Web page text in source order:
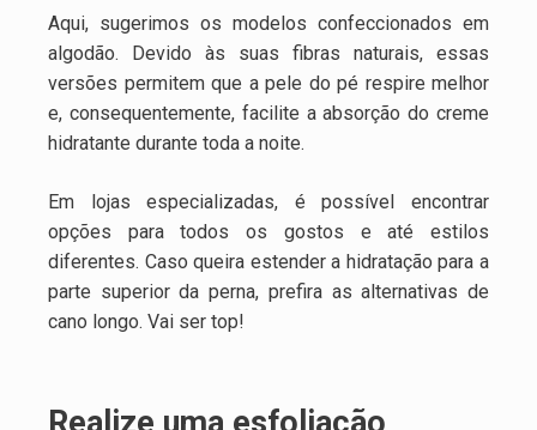
Aqui, sugerimos os modelos confeccionados em
algodão. Devido às suas fibras naturais, essas
versões permitem que a pele do pé respire melhor
e, consequentemente, facilite a absorção do creme
hidratante durante toda a noite.
Em lojas especializadas, é possível encontrar
opções para todos os gostos e até estilos
diferentes. Caso queira estender a hidratação para a
parte superior da perna, prefira as alternativas de
cano longo. Vai ser top!